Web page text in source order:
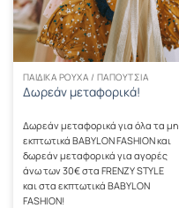
ΠΑΙΔΙΚΆ ΡΟΎΧΑ / ΠΑΠΟΎΤΣΙΑ
Δωρεάν μεταφορικά!
Δωρεάν μεταφορικά για όλα τα μη
εκπτωτικά BABYLON FASHION και
δωρεάν μεταφορικά για αγορές
άνω των 30€ στα FRENZY STYLE
και στα εκπτωτικά BABYLON
FASHION!